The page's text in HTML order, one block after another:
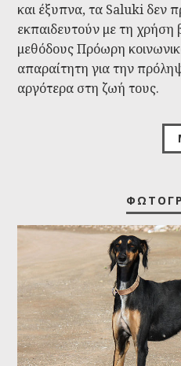
και έξυπνα, τα Saluki δεν
εκπαιδευτούν με τη χρήση
μεθόδους Πρόωρη
απαραίτητη για την
αργότερα στη ζωή τους.